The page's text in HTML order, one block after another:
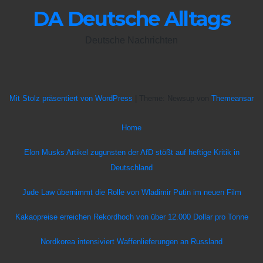
DA Deutsche Alltags
Mit Stolz präsentiert von WordPress Themeansar
Home
Elon Musks Artikel zugunsten der AfD stößt auf heftige Kritik in
Deutschland
Jude Law übernimmt die Rolle von Wladimir Putin im neuen Film
Kakaopreise erreichen Rekordhoch von über 12.000 Dollar pro Tonne
Nordkorea intensiviert Waffenlieferungen an Russland